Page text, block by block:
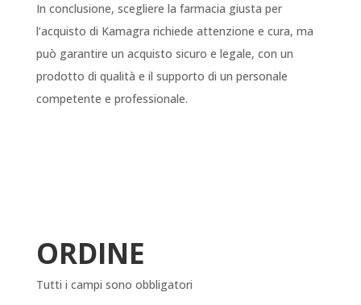
In conclusione, scegliere la farmacia giusta per
l’acquisto di Kamagra richiede attenzione e cura, ma
può garantire un acquisto sicuro e legale, con un
prodotto di qualità e il supporto di un personale
competente e professionale.
ORDINE
Tutti i campi sono obbligatori